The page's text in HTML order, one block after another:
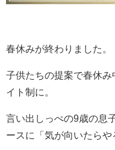
春休みが終わりました。
子供たちの提案で春休
イト制に。
言い出しっぺの9歳の息
ースに「気が向いたらや